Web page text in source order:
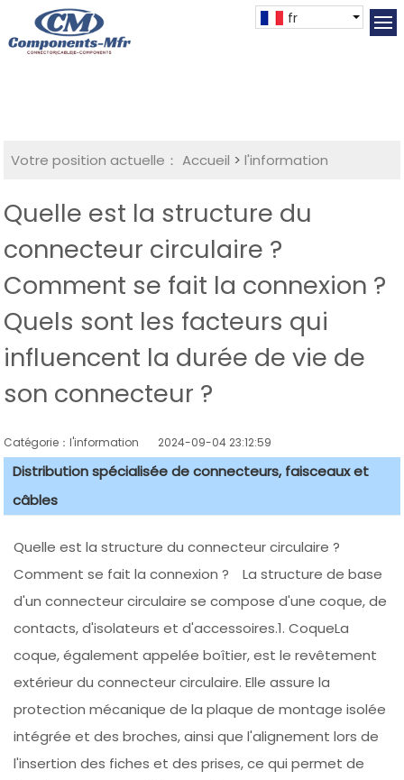
fr
Votre position actuelle： Accueil >l'information
Quelle est la structure du
connecteur circulaire ?
Comment se fait la connexion ?
Quels sont les facteurs qui
influencent la durée de vie de
son connecteur ?
Catégorie：l'information 2024-09-04 23:12:59
Distribution spécialisée de connecteurs, faisceaux et
câbles
Quelle est la structure du connecteur circulaire ?
Comment se fait la connexion ? La structure de base
d'un connecteur circulaire se compose d'une coque, de
contacts, d'isolateurs et d'accessoires.1. CoqueLa
coque, également appelée boîtier, est le revêtement
extérieur du connecteur circulaire. Elle assure la
protection mécanique de la plaque de montage isolée
intégrée et des broches, ainsi que l'alignement lors de
l'insertion des fiches et des prises, ce qui permet de